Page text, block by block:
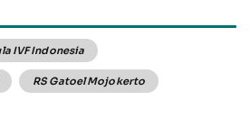
IVF Indonesia
RS Gatoel Mojokerto